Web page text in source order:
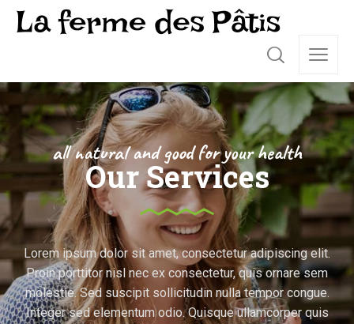
all natural and good for your health
Our Services
Lorem ipsum dolor sit amet, consectetur adipiscing elit.
Proin porttitor nisl nec ex consectetur, quis ornare sem
molestie. Sed suscipit sollicitudin nulla tempor congue.
Integer sed elementum odio. Quisque ullamcorper quis